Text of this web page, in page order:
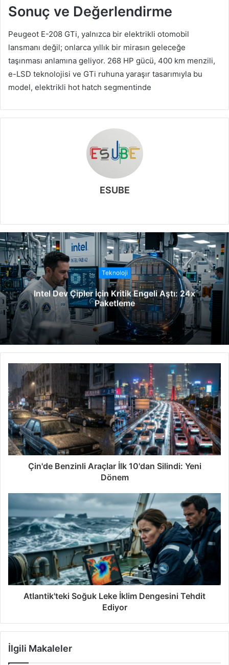
Sonuç ve Değerlendirme
Peugeot E-208 GTi, yalnızca bir elektrikli otomobil
lansmanı değil; onlarca yıllık bir mirasın geleceğe
taşınması anlamına geliyor. 268 HP gücü, 400 km menzili,
e-LSD teknolojisi ve GTi ruhuna yaraşır tasarımıyla bu
model, elektrikli hot hatch segmentinde
ESUBE
b
s
i
t
e
s
i
Teknoloji
Intel Dev Çipler İçin Kritik Engeli Aştı: 24x
Paketleme
Çin'de Benzinli Araçlar İlk 10'dan Silindi: Yeni
Dönem
Atlantik'teki Soğuk Leke İklim Dengesini Tehdit
Ediyor
İlgili Makaleler